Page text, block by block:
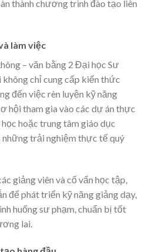
thành chương trình đào tạo liên
làm việc
– văn bằng 2 Đại học Sư
chỉ cung cấp kiến thức
đến việc rèn luyện kỹ năng
hội tham gia vào các dự án thực
hoặc trung tâm giáo dục
trải nghiệm thực tế quý
giảng viên và cố vấn học tập,
để phát triển kỹ năng giảng dạy,
huống sư phạm, chuẩn bị tốt
lai.